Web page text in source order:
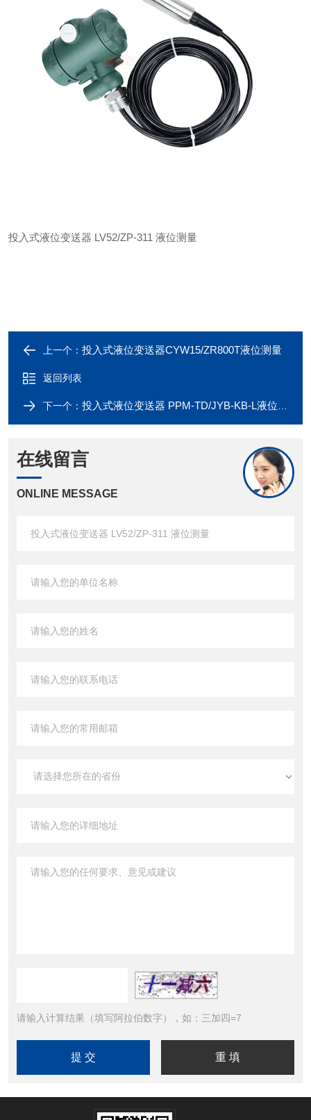
投入式液位变送器 LV52/ZP-311 液位测量
上一个： 投入式液位变送器CYW15/ZR800T液位测量
返回列表
下一个： 投入式液位变送器 PPM-TD/JYB-KB-L液位测量
在线留言
ONLINE MESSAGE
请输入计算结果（填写阿拉伯数字），如：三加四=7